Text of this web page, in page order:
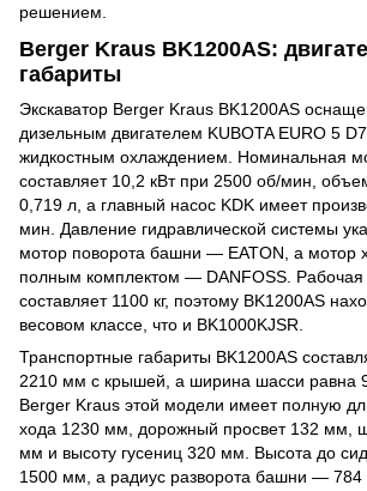
решением.
Berger Kraus BK1200AS:
габариты
Экскаватор Berger Kraus BK1200AS
дизельным двигателем KUBOTA EURO 5
жидкостным охлаждением. Номинальная
составляет 10,2 кВт при 2500 об/мин,
0,719 л, а главный насос KDK имеет
мин. Давление гидравлической системы
мотор поворота башни — EATON, а мотор
полным комплектом — DANFOSS.
составляет 1100 кг, поэтому BK1200AS
весовом классе, что и BK1000KJSR.
Транспортные габариты BK1200AS
2210 мм с крышей, а ширина шасси равна
Berger Kraus этой модели имеет полную
хода 1230 мм, дорожный просвет 132 мм,
мм и высоту гусениц 320 мм. Высота до
1500 мм, а радиус разворота башни — 784